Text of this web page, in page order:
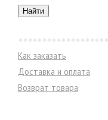
Как заказать
Доставка и оплата
Возврат товара